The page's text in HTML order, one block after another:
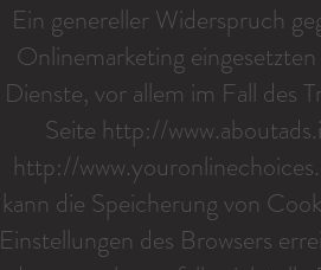
Ein genereller Widerspruch
Onlinemarketing
Dienste, vor allem im Fall des
Seite http://
http://
kann die Speicherung von
Einstellungen des Browsers